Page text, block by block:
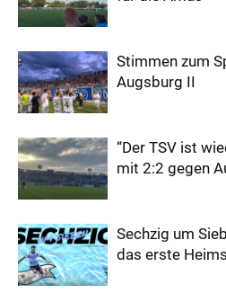
Stimmen zum
Augsburg II
“Der TSV ist
mit 2:2 gegen
Sechzig um
das erste